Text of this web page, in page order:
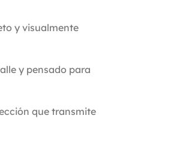
y visualmente
y pensado para
que transmite